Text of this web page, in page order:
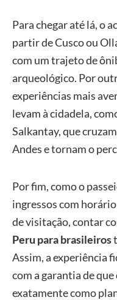
Para chegar até lá, o
partir de Cusco ou
com um trajeto de
arqueológico. Por
experiências mais
levam à cidadela,
Salkantay, que
Andes e tornam o
Por fim, como o
ingressos com
de visitação, contar
Peru para brasileiros
Assim, a experiência
com a garantia de
exatamente como